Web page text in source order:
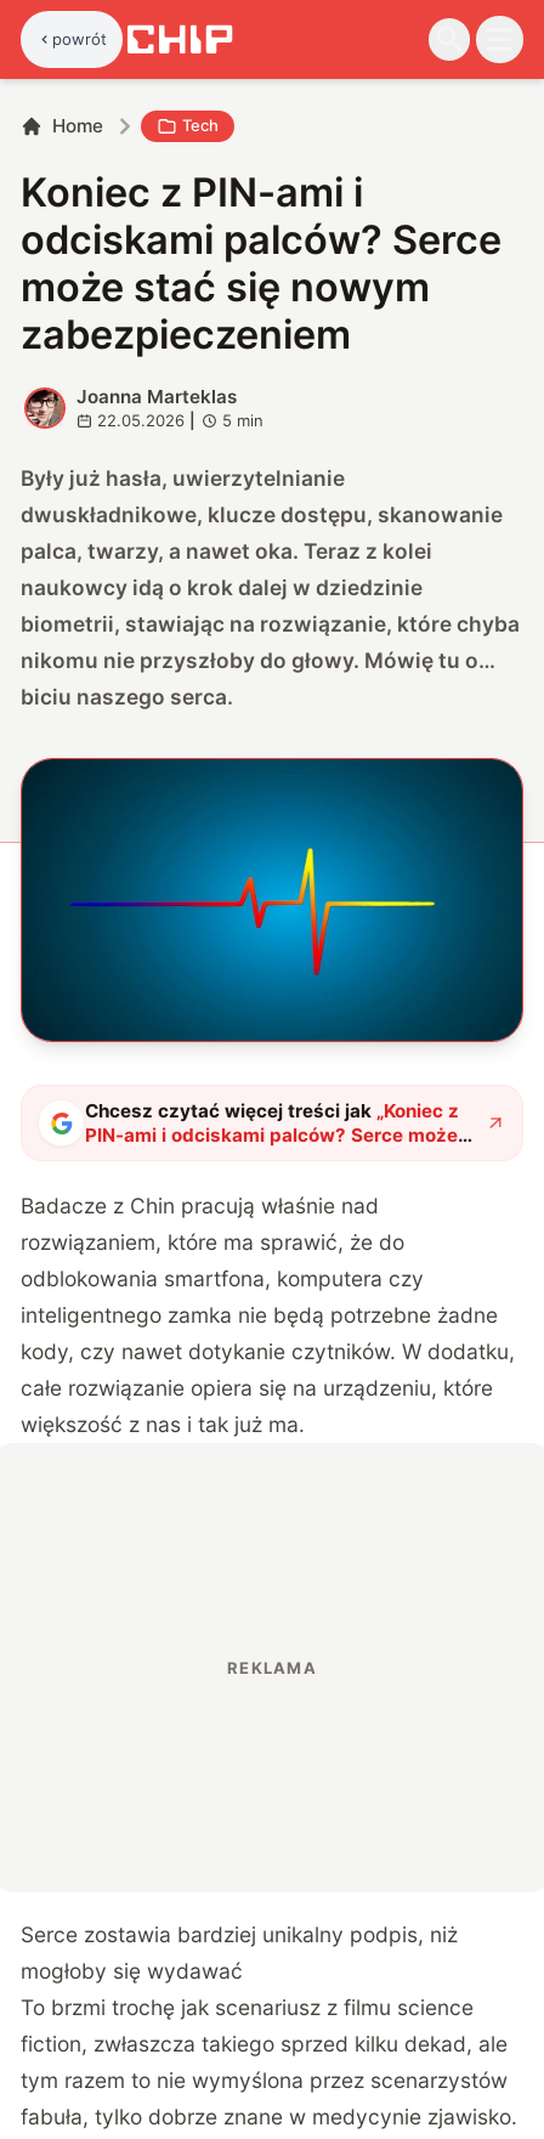
powrót
Home Tech
Koniec z PIN-ami i
odciskami palców? Serce
może stać się nowym
zabezpieczeniem
J
Joanna Marteklas
22.05.2026 5 min
Były już hasła, uwierzytelnianie
dwuskładnikowe, klucze dostępu, skanowanie
palca, twarzy, a nawet oka. Teraz z kolei
naukowcy idą o krok dalej w dziedzinie
biometrii, stawiając na rozwiązanie, które chyba
nikomu nie przyszłoby do głowy. Mówię tu o…
biciu naszego serca.
Chcesz czytać więcej treści jak „Koniec z
PIN-ami i odciskami palców? Serce może
stać się nowym zabezpieczeniem"?
Badacze z Chin pracują właśnie nad
rozwiązaniem, które ma sprawić, że do
odblokowania smartfona, komputera czy
inteligentnego zamka nie będą potrzebne żadne
kody, czy nawet dotykanie czytników. W dodatku,
całe rozwiązanie opiera się na urządzeniu, które
większość z nas i tak już ma.
Serce zostawia bardziej unikalny podpis, niż
mogłoby się wydawać
To brzmi trochę jak scenariusz z filmu science
fiction, zwłaszcza takiego sprzed kilku dekad, ale
tym razem to nie wymyślona przez scenarzystów
fabuła, tylko dobrze znane w medycynie zjawisko.